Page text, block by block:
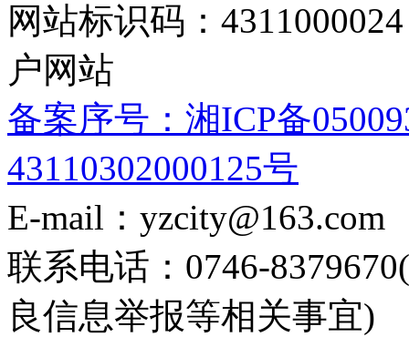
网站标识码：
户网站
备案序号：湘ICP备
43110302000125号
E-mail：yzcity@163.com
联系电话：0746-
良信息举报等相关事宜)